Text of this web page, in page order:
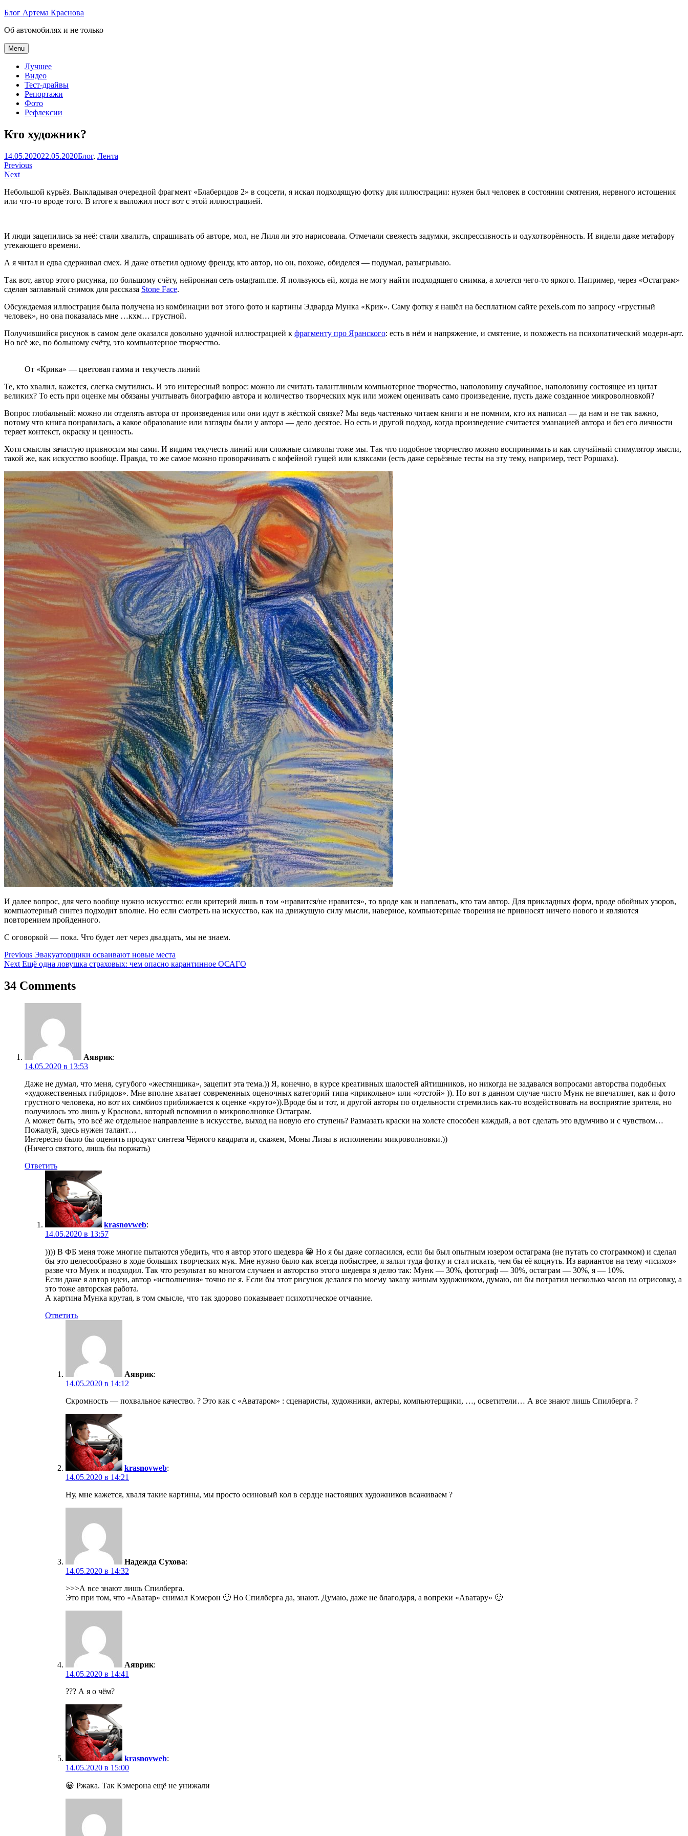
Skip
content
Блог Артема Краснова
Об автомобилях и не только
Menu
Лучшее
Видео
Тест-драйвы
Репортажи
Фото
Рефлексии
Кто художник?
Артем
Краснов
14.05.202022.05.2020Блог, Лента
Навигация
по
записям
Previous
Next
Небольшой курьёз. Выкладывая очередной фрагмент «Блаберидов 2» в соцсети, я искал подходящую фотку для иллюстрации: нужен был человек в состоянии смятения, нервного истощения
или что-то вроде того. В итоге я выложил пост вот с этой иллюстрацией.
И люди зацепились за неё: стали хвалить, спрашивать об авторе, мол, не Лиля ли это нарисовала. Отмечали свежесть задумки, экспрессивность и одухотворённость. И видели даже метафору
утекающего времени.
А я читал и едва сдерживал смех. Я даже ответил одному френду, кто автор, но он, похоже, обиделся — подумал, разыгрываю.
Так вот, автор этого рисунка, по большому счёту, нейронная сеть ostagram.me. Я пользуюсь ей, когда не могу найти подходящего снимка, а хочется чего-то яркого. Например, через «Остаграм»
сделан заглавный снимок для рассказа Stone Face.
Обсуждаемая иллюстрация была получена из комбинации вот этого фото и картины Эдварда Мунка «Крик». Саму фотку я нашёл на бесплатном сайте pexels.com по запросу «грустный
человек», но она показалась мне …кхм… грустной.
Получившийся рисунок в самом деле оказался довольно удачной иллюстрацией к фрагменту про Яранского: есть в нём и напряжение, и смятение, и похожесть на психопатический модерн-арт.
Но всё же, по большому счёту, это компьютерное творчество.
От «Крика» — цветовая гамма и текучесть линий
Те, кто хвалил, кажется, слегка смутились. И это интересный вопрос: можно ли считать талантливым компьютерное творчество, наполовину случайное, наполовину состоящее из цитат
великих? То есть при оценке мы обязаны учитывать биографию автора и количество творческих мук или можем оценивать само произведение, пусть даже созданное микроволновкой?
Вопрос глобальный: можно ли отделять автора от произведения или они идут в жёсткой связке? Мы ведь частенько читаем книги и не помним, кто их написал — да нам и не так важно,
потому что книга понравилась, а какое образование или взгляды были у автора — дело десятое. Но есть и другой подход, когда произведение считается эманацией автора и без его личности
теряет контекст, окраску и ценность.
Хотя смыслы зачастую привносим мы сами. И видим текучесть линий или сложные символы тоже мы. Так что подобное творчество можно воспринимать и как случайный стимулятор мысли,
такой же, как искусство вообще. Правда, то же самое можно проворачивать с кофейной гущей или кляксами (есть даже серьёзные тесты на эту тему, например, тест Роршаха).
И далее вопрос, для чего вообще нужно искусство: если критерий лишь в том «нравится/не нравится», то вроде как и наплевать, кто там автор. Для прикладных форм, вроде обойных узоров,
компьютерный синтез подходит вполне. Но если смотреть на искусство, как на движущую силу мысли, наверное, компьютерные творения не привносят ничего нового и являются
повторением пройденного.
С оговоркой — пока. Что будет лет через двадцать, мы не знаем.
Навигация
по
записям
Previous Эвакуаторщики осваивают новые места
Next Ещё одна ловушка страховых: чем опасно карантинное ОСАГО
34 Comments
Аяврик:
14.05.2020 в 13:53
Даже не думал, что меня, сугубого «жестянщика», зацепит эта тема.)) Я, конечно, в курсе креативных шалостей айтишников, но никогда не задавался вопросами авторства подобных
«художественных гибридов». Мне вполне хватает современных оценочных категорий типа «прикольно» или «отстой» )). Но вот в данном случае чисто Мунк не впечатляет, как и фото
грустного человека, но вот их симбиоз приближается к оценке «круто»)).Вроде бы и тот, и другой авторы по отдельности стремились как-то воздействовать на восприятие зрителя, но
получилось это лишь у Краснова, который вспомнил о микроволновке Остаграм.
А может быть, это всё же отдельное направление в искусстве, выход на новую его ступень? Размазать краски на холсте способен каждый, а вот сделать это вдумчиво и с чувством…
Пожалуй, здесь нужен талант…
Интересно было бы оценить продукт синтеза Чёрного квадрата и, скажем, Моны Лизы в исполнении микроволновки.))
(Ничего святого, лишь бы поржать)
Ответить
krasnovweb:
14.05.2020 в 13:57
)))) В ФБ меня тоже многие пытаются убедить, что я автор этого шедевра 😀 Но я бы даже согласился, если бы был опытным юзером остаграма (не путать со стограммом) и сделал
бы это целесообразно в ходе больших творческих мук. Мне нужно было как всегда побыстрее, я залил туда фотку и стал искать, чем бы её коцнуть. Из вариантов на тему «психоз»
разве что Мунк и подходил. Так что результат во многом случаен и авторство этого шедевра я делю так: Мунк — 30%, фотограф — 30%, остаграм — 30%, я — 10%.
Если даже я автор идеи, автор «исполнения» точно не я. Если бы этот рисунок делался по моему заказу живым художником, думаю, он бы потратил несколько часов на отрисовку, а
это тоже авторская работа.
А картина Мунка крутая, в том смысле, что так здорово показывает психотическое отчаяние.
Ответить
Аяврик:
14.05.2020 в 14:12
Скромность — похвальное качество. ? Это как с «Аватаром» : сценаристы, художники, актеры, компьютерщики, …, осветители… А все знают лишь Спилберга. ?
krasnovweb:
14.05.2020 в 14:21
Ну, мне кажется, хваля такие картины, мы просто осиновый кол в сердце настоящих художников всаживаем ?
Надежда Сухова:
14.05.2020 в 14:32
>>>А все знают лишь Спилберга.
Это при том, что «Аватар» снимал Кэмерон 🙂 Но Спилберга да, знают. Думаю, даже не благодаря, а вопреки «Аватару» 🙂
Аяврик:
14.05.2020 в 14:41
??? А я о чём?
krasnovweb:
14.05.2020 в 15:00
😀 Ржака. Так Кэмерона ещё не унижали